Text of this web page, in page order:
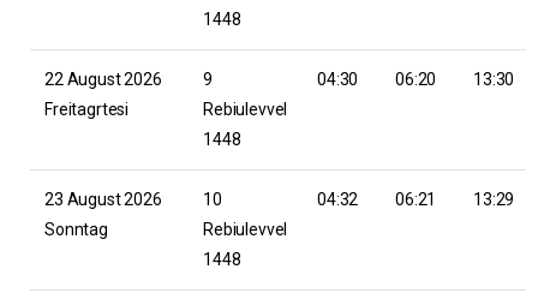
1448
22 August 2026
Freitagrtesi
9
Rebiulevvel
1448
04:30 06:20 13:30
23 August 2026
Sonntag
10
Rebiulevvel
1448
04:32 06:21 13:29